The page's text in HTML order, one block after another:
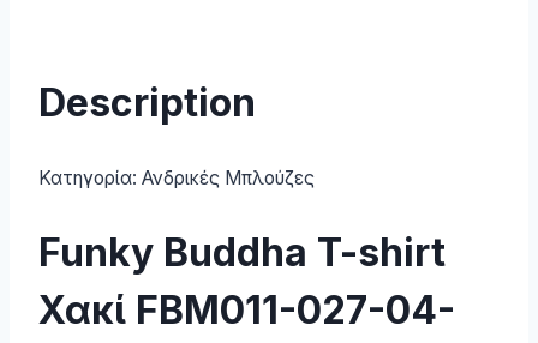
Description
Κατηγορία: Ανδρικές Μπλούζες
Funky Buddha T-shirt
Χακί FBM011-027-04-